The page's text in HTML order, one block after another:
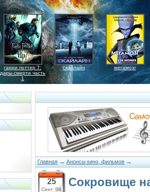
гарри поттер 7:
дары смерти часть
1
скайлайн мегамозг
Главная → Анонсы кино, фильмов →
25
Сент '08
Сокровище